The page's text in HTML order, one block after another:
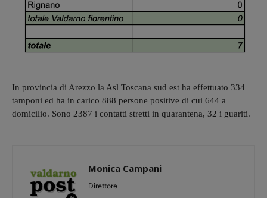
In provincia di Arezzo la Asl Toscana sud est ha effettuato 334
tamponi ed ha in carico 888 persone positive di cui 644 a
domicilio. Sono 2387 i contatti stretti in quarantena, 32 i guariti.
Monica Campani
Direttore